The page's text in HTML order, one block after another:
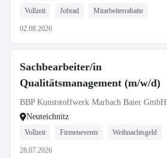
Vollzeit Jobrad Mitarbeiterrabatte
02.08.2026
Sachbearbeiter/in
Qualitätsmanagement (m/w/d)
BBP Kunststoffwerk Marbach Baier GmbH
Neuteichnitz
Vollzeit Firmenevents Weihnachtsgeld
28.07.2026